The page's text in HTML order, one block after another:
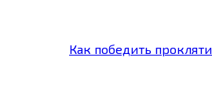
Как победить